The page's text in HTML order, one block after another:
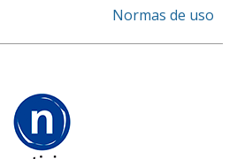
Normas de uso